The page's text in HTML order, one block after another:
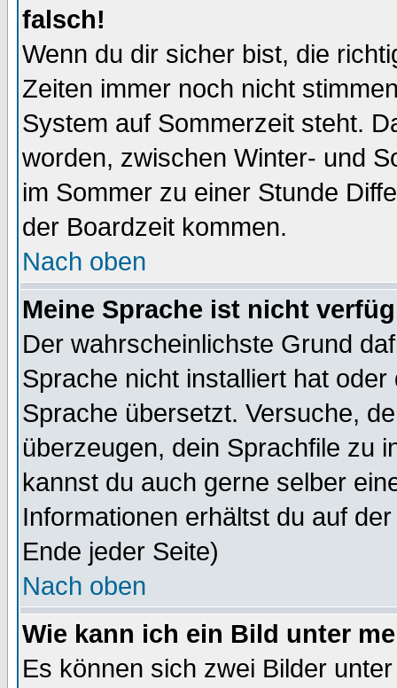
falsch!
Wenn du dir sicher bist, die
Zeiten immer noch nicht
System auf Sommerzeit steht.
worden, zwischen Winter- und
im Sommer zu einer Stunde
der Boardzeit kommen.
Nach oben
Meine Sprache ist nicht
Der wahrscheinlichste Grund
Sprache nicht installiert hat
Sprache übersetzt. Versuche,
überzeugen, dein Sprachfile zu
kannst du auch gerne selber
Informationen erhältst du auf
Ende jeder Seite)
Nach oben
Wie kann ich ein Bild unter
Es können sich zwei Bilder